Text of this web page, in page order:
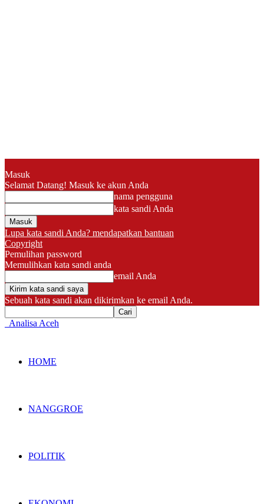
Masuk
Selamat Datang! Masuk ke akun Anda
nama pengguna
kata sandi Anda
Lupa kata sandi Anda? mendapatkan bantuan
Copyright
Pemulihan password
Memulihkan kata sandi anda
email Anda
Sebuah kata sandi akan dikirimkan ke email Anda.
Analisa Aceh
HOME
NANGGROE
POLITIK